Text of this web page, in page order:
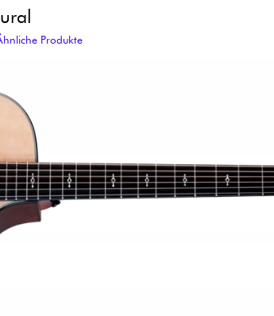
Bundle
Produkte